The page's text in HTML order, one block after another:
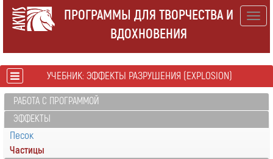
ПРОГРАММЫ ДЛЯ ТВОРЧЕСТВА И
ВДОХНОВЕНИЯ
УЧЕБНИК: ЭФФЕКТЫ РАЗРУШЕНИЯ (EXPLOSION)
РАБОТА С ПРОГРАММОЙ
ЭФФЕКТЫ
Песок
Частицы